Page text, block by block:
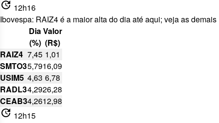
update 12h16
Ibovespa: RAIZ4 é a maior alta do dia até aqui; veja as demais
Dia
(%)
Valor
(R$)
RAIZ4 7,45 1,01
SMTO35,7916,09
USIM5 4,63 6,78
RADL34,2926,28
CEAB34,2612,98
update 12h15